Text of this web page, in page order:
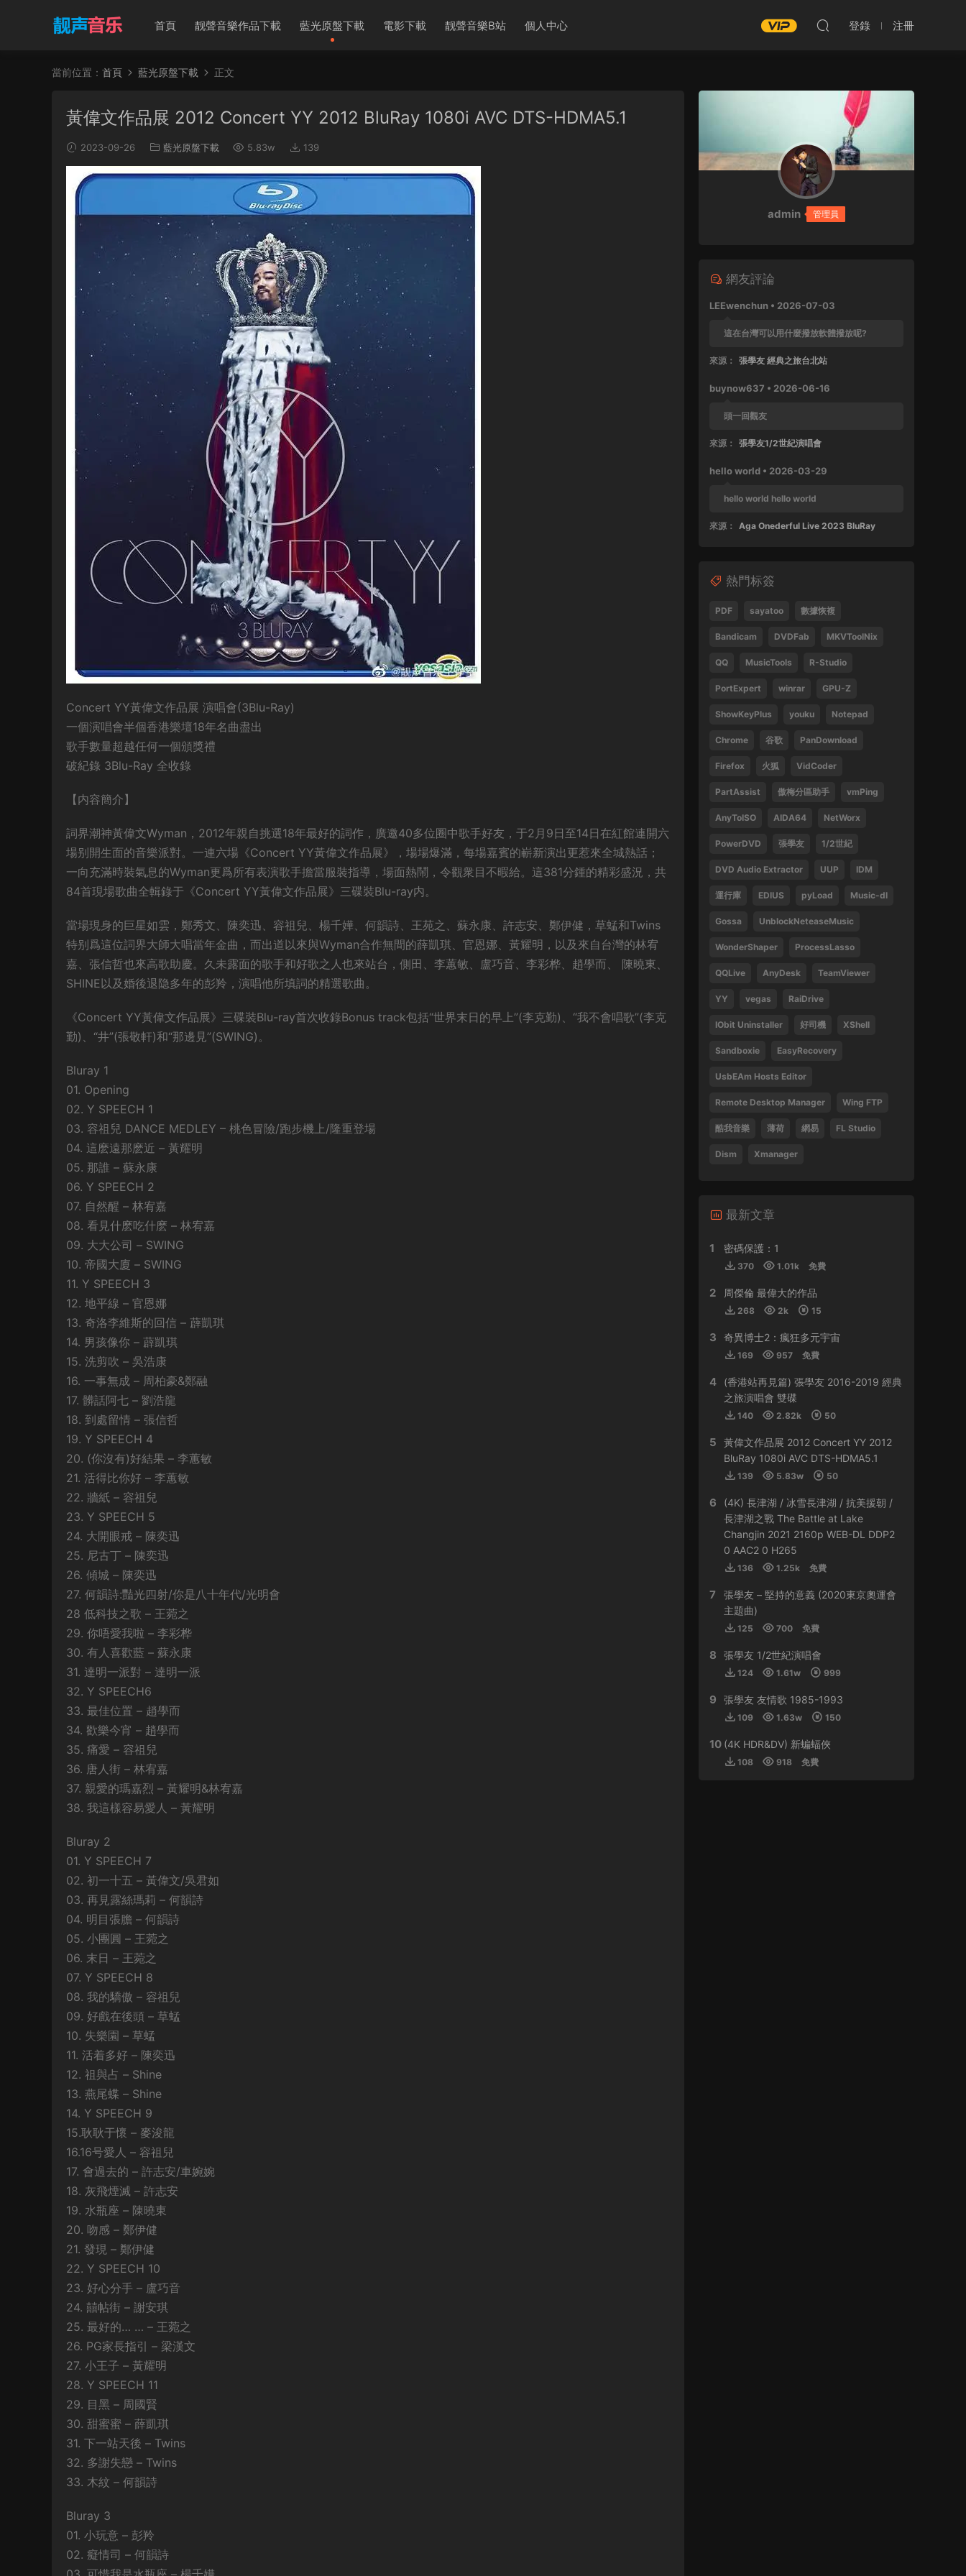
首頁 靓聲音樂作品下載 藍光原盤下載 電影下載 靓聲音樂B站 個人中心 登錄 注冊
當前位置： 首頁 藍光原盤下載 正文
黃偉文作品展 2012 Concert YY 2012 BluRay 1080i AVC DTS-HDMA5.1
2023-09-26 藍光原盤下載 5.83w 139
Concert YY黃偉文作品展 演唱會(3Blu-Ray)
一個演唱會半個香港樂壇18年名曲盡出
歌手數量超越任何一個頒獎禮
破紀錄 3Blu-Ray 全收錄
【内容簡介】
詞界潮神黃偉文Wyman，2012年親自挑選18年最好的詞作，廣邀40多位圈中歌手好友，于2月9日至14日在紅館連開六
場别開生面的音樂派對。一連六場《Concert YY黃偉文作品展》，場場爆滿，每場嘉賓的嶄新演出更惹來全城熱話；
一向充滿時裝氣息的Wyman更爲所有表演歌手擔當服裝指導，場面熱鬧，令觀衆目不暇給。這381分鍾的精彩盛況，共
84首現場歌曲全輯錄于《Concert YY黃偉文作品展》三碟裝Blu-ray内。
當場現身的巨星如雲，鄭秀文、陳奕迅、容祖兒、楊千嬅、何韻詩、王苑之、蘇永康、許志安、鄭伊健，草蜢和Twins
特别爲這位詞界大師大唱當年金曲，而出道以來與Wyman合作無間的薛凱琪、官恩娜、黃耀明，以及來自台灣的林宥
嘉、張信哲也來高歌助慶。久未露面的歌手和好歌之人也來站台，側田、李蕙敏、盧巧音、李彩桦、趙學而、 陳曉東、
SHINE以及婚後退隐多年的彭羚，演唱他所填詞的精選歌曲。
《Concert YY黃偉文作品展》三碟裝Blu-ray首次收錄Bonus track包括“世界末日的早上”(李克勤)、“我不會唱歌”(李克
勤)、“井”(張敬軒)和“那邊見”(SWING)。
Bluray 1
01. Opening
02. Y SPEECH 1
03. 容祖兒 DANCE MEDLEY – 桃色冒險/跑步機上/隆重登場
04. 這麽遠那麽近 – 黃耀明
05. 那誰 – 蘇永康
06. Y SPEECH 2
07. 自然醒 – 林宥嘉
08. 看見什麽吃什麽 – 林宥嘉
09. 大大公司 – SWING
10. 帝國大廈 – SWING
11. Y SPEECH 3
12. 地平線 – 官恩娜
13. 奇洛李維斯的回信 – 薜凱琪
14. 男孩像你 – 薜凱琪
15. 洗剪吹 – 吳浩康
16. 一事無成 – 周柏豪&鄭融
17. 髒話阿七 – 劉浩龍
18. 到處留情 – 張信哲
19. Y SPEECH 4
20. (你沒有)好結果 – 李蕙敏
21. 活得比你好 – 李蕙敏
22. 牆紙 – 容祖兒
23. Y SPEECH 5
24. 大開眼戒 – 陳奕迅
25. 尼古丁 – 陳奕迅
26. 傾城 – 陳奕迅
27. 何韻詩:豔光四射/你是八十年代/光明會
28 低科技之歌 – 王菀之
29. 你唔愛我啦 – 李彩桦
30. 有人喜歡藍 – 蘇永康
31. 達明一派對 – 達明一派
32. Y SPEECH6
33. 最佳位置 – 趙學而
34. 歡樂今宵 – 趙學而
35. 痛愛 – 容祖兒
36. 唐人街 – 林宥嘉
37. 親愛的瑪嘉烈 – 黃耀明&林宥嘉
38. 我這樣容易愛人 – 黃耀明
Bluray 2
01. Y SPEECH 7
02. 初一十五 – 黃偉文/吳君如
03. 再見露絲瑪莉 – 何韻詩
04. 明目張膽 – 何韻詩
05. 小團圓 – 王菀之
06. 末日 – 王菀之
07. Y SPEECH 8
08. 我的驕傲 – 容祖兒
09. 好戲在後頭 – 草蜢
10. 失樂園 – 草蜢
11. 活着多好 – 陳奕迅
12. 祖與占 – Shine
13. 燕尾蝶 – Shine
14. Y SPEECH 9
15.耿耿于懷 – 麥浚龍
16.16号愛人 – 容祖兒
17. 會過去的 – 許志安/車婉婉
18. 灰飛煙滅 – 許志安
19. 水瓶座 – 陳曉東
20. 吻感 – 鄭伊健
21. 發現 – 鄭伊健
22. Y SPEECH 10
23. 好心分手 – 盧巧音
24. 囍帖街 – 謝安琪
25. 最好的… … – 王菀之
26. PG家長指引 – 梁漢文
27. 小王子 – 黃耀明
28. Y SPEECH 11
29. 目黑 – 周國賢
30. 甜蜜蜜 – 薛凱琪
31. 下一站天後 – Twins
32. 多謝失戀 – Twins
33. 木紋 – 何韻詩
Bluray 3
01. 小玩意 – 彭羚
02. 癡情司 – 何韻詩
admin 管理員
網友評論
LEEwenchun • 2026-07-03
這在台灣可以用什麼撥放軟體撥放呢?
來源： 張學友 經典之旅台北站
buynow637 • 2026-06-16
頭一回觀友
來源： 張學友1/2世紀演唱會
hello world • 2026-03-29
hello world hello world
來源： Aga Onederful Live 2023 BluRay
這張還沒好好完整欣賞過
來源： 張學友 1999 友個人演唱會 60FPS 清晰版
SPad • 2025-04-28
1
來源： 周傑倫 最偉大的作品
13829047375 • 2025-02-21
好
袁鳳瑛 天若有情
唱會香港站
13612396082 • 2024-09-27
感謝
來源： 林子祥&趙增熹 2013 絕對熹祥 演唱會 A
Tsang Hei 2013 Blu-ray 1080i AVC DTS-HD
470859 • 2024-09-03
感謝分享
來源： 瞬息全宇宙
laohusyf • 2024-05-30
喜歡聽張敬軒的歌
來源：
張敬軒 2018 Hinsideout 演唱會 Hins
Silicon • 2024-04-30
來源： (香港站&台北站) 張學友 經典之旅
HY0768 • 2024-03-13
來源：
容祖兒 Another Side Joey My Secret
Live 2023
509sdyfk • 2024-02-21
這個真是太貴了
來源： 容祖兒 Another Side Joey My Secret
Live 2023
HJGZS • 2024-02-06
好貴啊
來源： 容祖兒 Another Side Joey My Secret
Live 2023
io；
來源： 周傑倫 最偉大的作品
虛空恐懼 • 2024-01-11
來源： 林子祥&趙增熹 2013 絕對熹祥 演唱會 A
Tsang Hei 2013 Blu-ray 1080i AVC DTS-HD
MA 5.1
熱門标簽
PDF sayatoo 數據恢複
Bandicam DVDFab MKVToolNix
QQ MusicTools R-Studio
PortExpert winrar GPU-Z
ShowKeyPlus youku Notepad
Chrome 谷歌 PanDownload
Firefox 火狐 VidCoder
PartAssist 傲梅分區助手 vmPing
AnyToISO AIDA64 NetWorx
PowerDVD 張學友 1/2世紀
DVD Audio Extractor UUP IDM
運行庫 EDIUS pyLoad Music-dl
Gossa UnblockNeteaseMusic
WonderShaper ProcessLasso
QQLive AnyDesk TeamViewer
YY vegas RaiDrive
IObit Uninstaller 好司機 XShell
Sandboxie EasyRecovery
UsbEAm Hosts Editor
Remote Desktop Manager Wing FTP
酷我音樂 薄荷 網易 FL Studio
Dism Xmanager
最新文章
1 密碼保護：1
370 1.01k 免費
2 周傑倫 最偉大的作品
268 2k 15
3 奇異博士2：瘋狂多元宇宙
169 957 免費
4
(香港站再見篇) 張學友 2016-2019 經典
之旅演唱會 雙碟
140 2.82k 50
5
黃偉文作品展 2012 Concert YY 2012
BluRay 1080i AVC DTS-HDMA5.1
139 5.83w 50
6
(4K) 長津湖 / 冰雪長津湖 / 抗美援朝 /
長津湖之戰 The Battle at Lake
Changjin 2021 2160p WEB-DL DDP2
0 AAC2 0 H265
136 1.25k 免費
7
張學友 – 堅持的意義 (2020東京奧運會
主題曲)
125 700 免費
8 張學友 1/2世紀演唱會
124 1.61w 999
9 張學友 友情歌 1985-1993
109 1.63w 150
10 (4K HDR&DV) 新蝙蝠俠
108 918 免費